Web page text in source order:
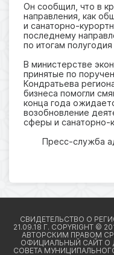
Он сообщил, что в
направления, как
и санаторно-
последнему
по итогам
В министерстве
принятые по
Кондратьева
бизнеса помогли
конца года
возобновление
сферы и санаторно-
Пресс-служба